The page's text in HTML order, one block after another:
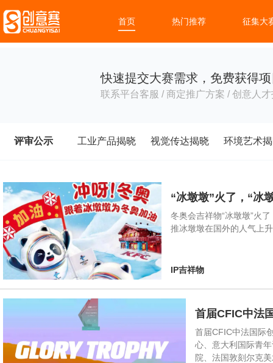
首页 热门推荐 征集大
快速提交大赛需求，免费获得
联系平台客服 / 商定推广方案 / 创意人
评审公示 工业产品揭晓 视觉传达揭晓 环境艺术
“冰墩墩”火了，“冰
冬奥会吉祥物“冰墩墩”火
推冰墩墩在国外的人气上
IP吉祥物
首届CFIC中法
首届CFIC中法国际
心、意大利国际青
院、法国敦刻尔克